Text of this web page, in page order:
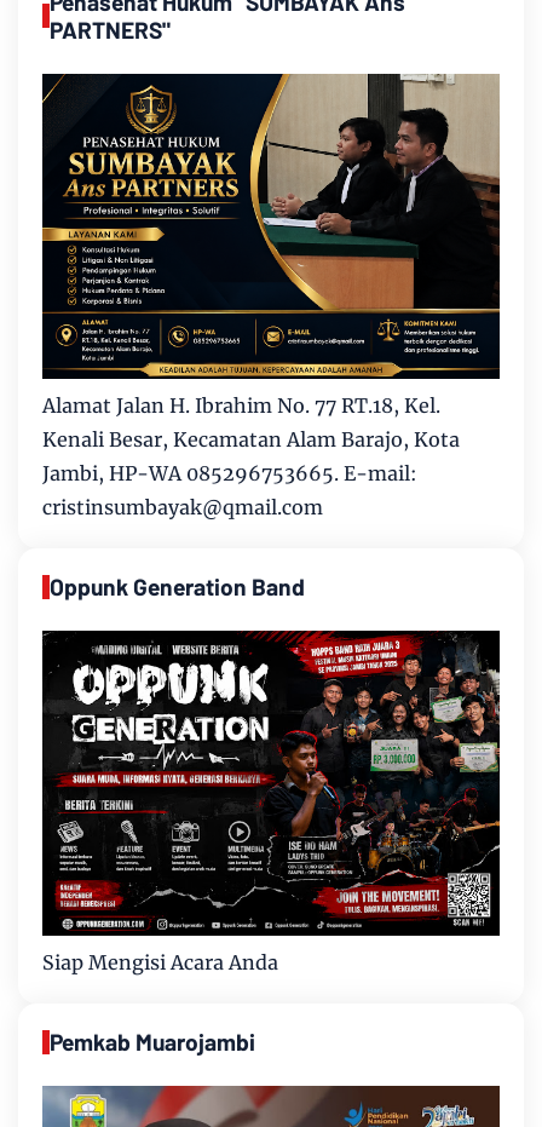
PARTNERS"
Alamat Jalan H. Ibrahim No. 77 RT.18, Kel.
Kenali Besar, Kecamatan Alam Barajo, Kota
Jambi, HP-WA 085296753665. E-mail:
cristinsumbayak@qmail.com
Oppunk Generation Band
Siap Mengisi Acara Anda
Pemkab Muarojambi